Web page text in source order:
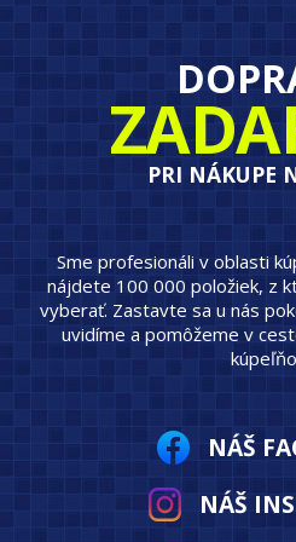
PRI NÁKUPE
Sme profesionáli v oblasti
nájdete 100 000 položiek, z
vyberať. Zastavte sa u nás
uvidíme a pomôžeme v
NÁŠ
NÁŠ